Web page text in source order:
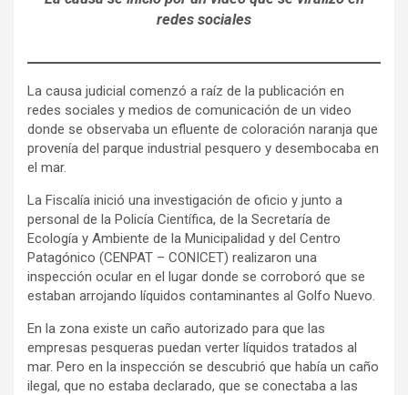
redes sociales
La causa judicial comenzó a raíz de la publicación en
redes sociales y medios de comunicación de un video
donde se observaba un efluente de coloración naranja que
provenía del parque industrial pesquero y desembocaba en
el mar.
La Fiscalía inició una investigación de oficio y junto a
personal de la Policía Científica, de la Secretaría de
Ecología y Ambiente de la Municipalidad y del Centro
Patagónico (CENPAT – CONICET) realizaron una
inspección ocular en el lugar donde se corroboró que se
estaban arrojando líquidos contaminantes al Golfo Nuevo.
En la zona existe un caño autorizado para que las
empresas pesqueras puedan verter líquidos tratados al
mar. Pero en la inspección se descubrió que había un caño
ilegal, que no estaba declarado, que se conectaba a las